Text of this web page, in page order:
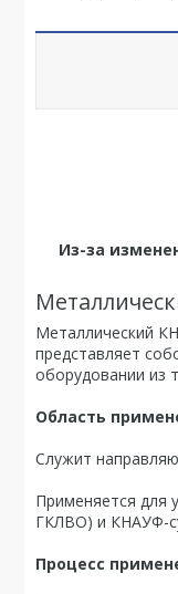
Из-за
Металлический
представляет
оборудовании из
Область
Служит
Применяется для
ГКЛВО) и КНАУФ-
Процесс